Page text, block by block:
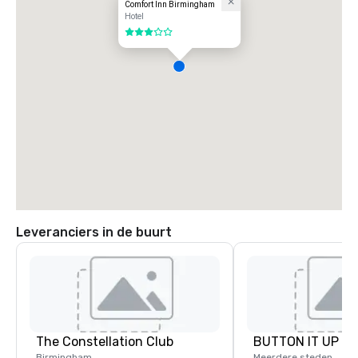
Comfort Inn Birmingham
Hotel
3 van 5
Leveranciers in de buurt
The Constellation Club BUTTON IT UP